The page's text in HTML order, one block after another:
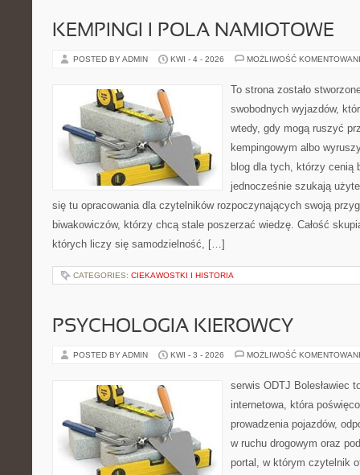
KEMPINGI I POLA NAMIOTOWE
POSTED BY ADMIN KWI - 4 - 2026 MOŻLIWOŚĆ
To strona zostało
swobodnych wyjazdów,
wtedy, gdy mogą ruszyć
kempingowym albo
blog dla tych, którzy cenią
jednocześnie szukają
się tu opracowania dla czytelników rozpoczynających swoją
biwakowiczów, którzy chcą stale poszerzać wiedzę. Całość
których liczy się samodzielność, […]
CATEGORIES: CIEKAWOSTKI I HISTORIA
PSYCHOLOGIA KIEROWCY
POSTED BY ADMIN KWI - 3 - 2026 MOŻLIWOŚĆ
serwis ODTJ Bolesławiec
internetowa, która
prowadzenia pojazdów,
w ruchu drogowym oraz
portal, w którym czytelnik